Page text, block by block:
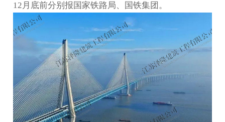
12月底前分别报国家铁路局、国铁集团。